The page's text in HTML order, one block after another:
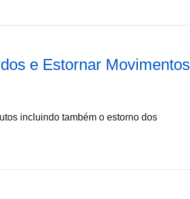
e Estornar Movimentos
incluindo também o estorno dos